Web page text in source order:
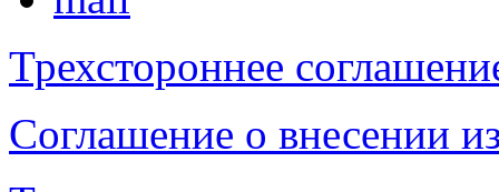
Трехстороннее
Соглашение о внесении